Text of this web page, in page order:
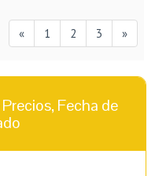
« 1 2 3 »
Fecha de